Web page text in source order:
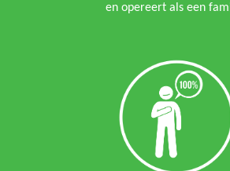
en opereert als een